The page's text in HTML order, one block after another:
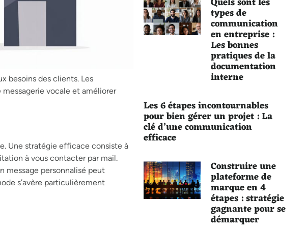
besoins des clients. Les
vocale et améliorer
Une stratégie efficace consiste à
à vous contacter par mail.
message personnalisé peut
s’avère particulièrement
types de
communication
en entreprise :
Les bonnes
pratiques de la
documentation
interne
Les 6 étapes incontournables
pour bien gérer un projet : La
clé d’une communication
efficace
Construire une
plateforme de
marque en 4
étapes : stratégie
gagnante pour se
démarquer